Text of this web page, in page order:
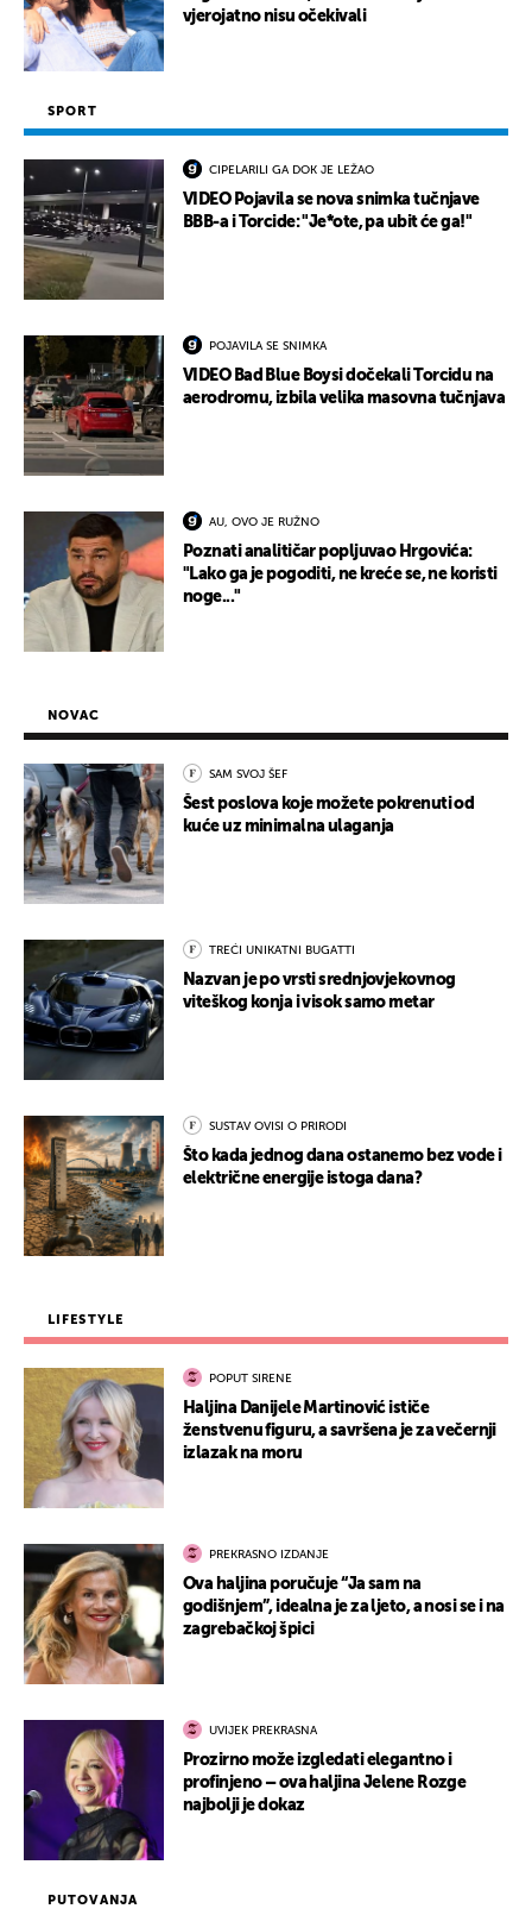
vjerojatno nisu očekivali
SPORT
CIPELARILI GA DOK JE LEŽAO
VIDEO Pojavila se nova snimka tučnjave
BBB-a i Torcide: "Je*ote, pa ubit će ga!"
POJAVILA SE SNIMKA
VIDEO Bad Blue Boysi dočekali Torcidu na
aerodromu, izbila velika masovna tučnjava
AU, OVO JE RUŽNO
Poznati analitičar popljuvao Hrgovića:
"Lako ga je pogoditi, ne kreće se, ne koristi
noge..."
PUTOVANJA
NOVAC
SAM SVOJ ŠEF
Šest poslova koje možete pokrenuti od
kuće uz minimalna ulaganja
TREĆI UNIKATNI BUGATTI
Nazvan je po vrsti srednjovjekovnog
viteškog konja i visok samo metar
SUSTAV OVISI O PRIRODI
Što kada jednog dana ostanemo bez vode i
električne energije istoga dana?
LIFESTYLE
POPUT SIRENE
Haljina Danijele Martinović ističe
ženstvenu figuru, a savršena je za večernji
izlazak na moru
PREKRASNO IZDANJE
Ova haljina poručuje “Ja sam na
godišnjem”, idealna je za ljeto, a nosi se i na
zagrebačkoj špici
UVIJEK PREKRASNA
Prozirno može izgledati elegantno i
profinjeno – ova haljina Jelene Rozge
najbolji je dokaz